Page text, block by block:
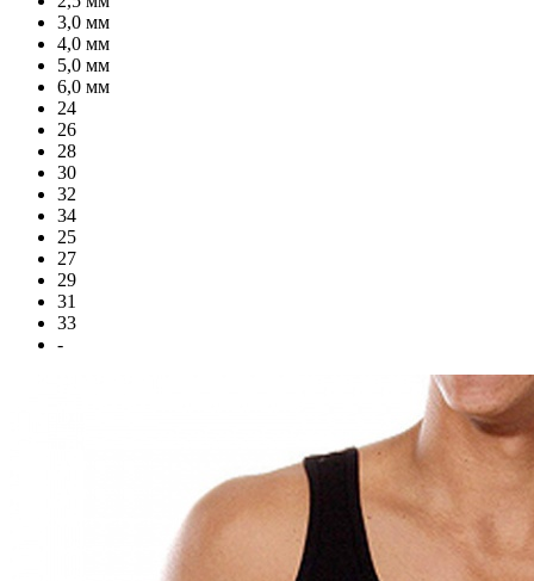
3,0 мм
4,0 мм
5,0 мм
6,0 мм
24
26
28
30
32
34
25
27
29
31
33
-